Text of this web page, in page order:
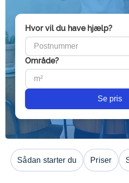
Hvor vil du have hjælp?
Område?
Se pris
Sådan starter du Priser